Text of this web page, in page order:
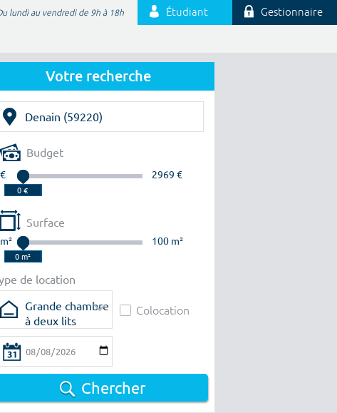
lundi au vendredi de 9h à 18h Étudiant Gestionnaire
Votre recherche
Budget
2969 €
Surface
100 m²
de location
Grande chambre
à deux lits
Colocation
Chercher